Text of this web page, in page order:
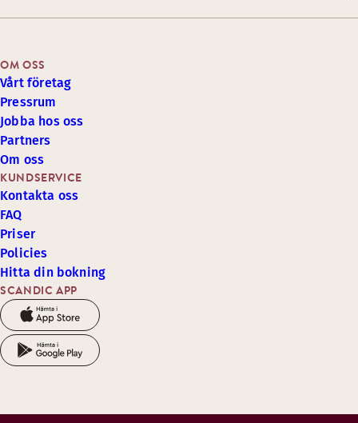
SCANDIC APP
KUNDSERVICE
Kontakta oss
FAQ
Priser
Policies
Hitta din bokning
OM OSS
Vårt företag
Pressrum
Jobba hos oss
Partners
Om oss